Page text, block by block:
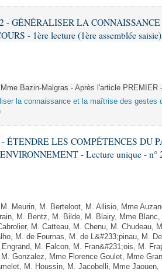
des lois
des lois
- GÉNÉRALISER LA
- 1ère lecture (1ère assemblée
Bazin-Malgras - Après l'article PREMIER
la connaissance et la maîtrise des gestes
- ÉTENDRE LES COMPÉTENCES DU
- Lecture unique - n°
Meurin, M. Berteloot, M. Allisio, Mme
M. Bentz, M. Bilde, M. Blairy, Mme
M. Catteau, M. Chenu, M. Chudeau,
M. de Fournas, M. de L&#233;pinau, M.
Engrand, M. Falcon, M. Fran&#231;ois, M.
Gonzalez, Mme Florence Goulet, Mme
M. Houssin, M. Jacobelli, Mme